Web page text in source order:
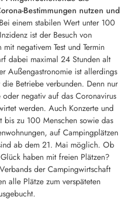
Bestimmungen nutzen und
Bei einem stabilen Wert unter 100
ist der Besuch von
negativem Test und Termin
dabei maximal 24 Stunden alt
Außengastronomie ist allerdings
Betriebe verbunden. Denn nur
negativ auf das Coronavirus
werden. Auch Konzerte und
bis zu 100 Menschen sowie das
auf Campingplätzen
ab dem 21. Mai möglich. Ob
haben mit freien Plätzen?
der Campingwirtschaft
alle Plätze zum verspäteten